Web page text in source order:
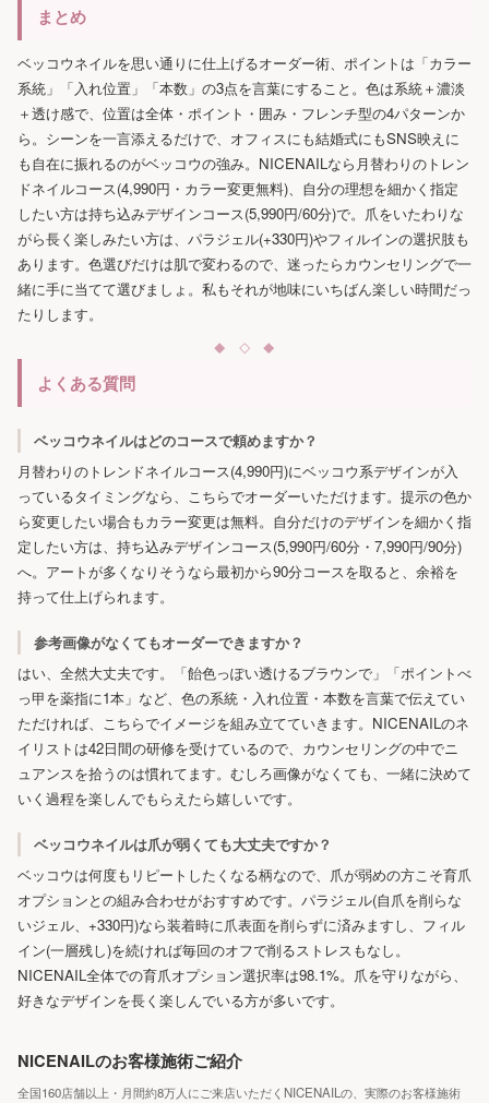
まとめ
ベッコウネイルを思い通りに仕上げるオーダー術、ポイントは「カラー
系統」「入れ位置」「本数」の3点を言葉にすること。色は系統＋濃淡
＋透け感で、位置は全体・ポイント・囲み・フレンチ型の4パターンか
ら。シーンを一言添えるだけで、オフィスにも結婚式にもSNS映えに
も自在に振れるのがベッコウの強み。NICENAILなら月替わりのトレン
ドネイルコース(4,990円・カラー変更無料)、自分の理想を細かく指定
したい方は持ち込みデザインコース(5,990円/60分)で。爪をいたわりな
がら長く楽しみたい方は、パラジェル(+330円)やフィルインの選択肢も
あります。色選びだけは肌で変わるので、迷ったらカウンセリングで一
緒に手に当てて選びましょ。私もそれが地味にいちばん楽しい時間だっ
たりします。
よくある質問
ベッコウネイルはどのコースで頼めますか？
月替わりのトレンドネイルコース(4,990円)にベッコウ系デザインが入
っているタイミングなら、こちらでオーダーいただけます。提示の色か
ら変更したい場合もカラー変更は無料。自分だけのデザインを細かく指
定したい方は、持ち込みデザインコース(5,990円/60分・7,990円/90分)
へ。アートが多くなりそうなら最初から90分コースを取ると、余裕を
持って仕上げられます。
参考画像がなくてもオーダーできますか？
はい、全然大丈夫です。「飴色っぽい透けるブラウンで」「ポイントべ
っ甲を薬指に1本」など、色の系統・入れ位置・本数を言葉で伝えてい
ただければ、こちらでイメージを組み立てていきます。NICENAILのネ
イリストは42日間の研修を受けているので、カウンセリングの中でニ
ュアンスを拾うのは慣れてます。むしろ画像がなくても、一緒に決めて
いく過程を楽しんでもらえたら嬉しいです。
ベッコウネイルは爪が弱くても大丈夫ですか？
ベッコウは何度もリピートしたくなる柄なので、爪が弱めの方こそ育爪
オプションとの組み合わせがおすすめです。パラジェル(自爪を削らな
いジェル、+330円)なら装着時に爪表面を削らずに済みますし、フィル
イン(一層残し)を続ければ毎回のオフで削るストレスもなし。
NICENAIL全体での育爪オプション選択率は98.1%。爪を守りながら、
好きなデザインを長く楽しんでいる方が多いです。
NICENAILのお客様施術ご紹介
全国160店舗以上・月間約8万人にご来店いただくNICENAILの、実際のお客様施術